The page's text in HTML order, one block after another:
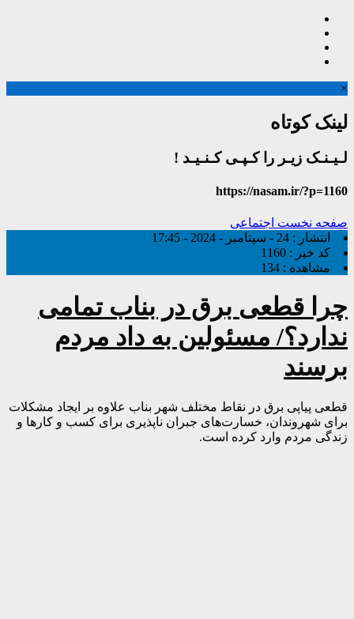
×
لینک کوتاه
لـیـنـک زیـر را کـپـی کـنـیـد !
https://nasam.ir/?p=1160
صفحه نخست اجتماعی
انتشار : 24 - سپتامبر - 2024 - 17:45
کد خبر : 1160
مشاهده : 134
چرا قطعی برق در بناب تمامی
ندارد؟/ مسئولین به داد مردم
برسند
قطعی پیاپی برق در نقاط مختلف شهر بناب علاوه بر ایجاد مشکلات
برای شهروندان، خسارت‌های جبران ناپذیری برای کسب و کارها و
زندگی مردم وارد کرده است.